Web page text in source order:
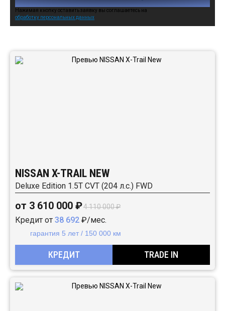
Нажимая кнопку оставить заявку вы соглашаетесь на
обработку персональных данных
NISSAN X-TRAIL NEW
Deluxe Edition 1.5T CVT (204 л.с.) FWD
от 3 610 000 ₽4 110 000 ₽
Кредит от 38 692 ₽/мес.
гарантия 5 лет / 150 000 км
КРЕДИТ TRADE IN